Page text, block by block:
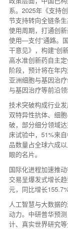
系。2025年《支持
节支持转向全链条
使用周期，打通创
使用—支付”通路。
干意见》，构建“创
高水准创新药自主
阶段，预计将在年
亚洲细胞与基因治
与基因治疗等前沿
技术突破构成行业
双特异性抗体、细
破，部分细分领域
床试验中，51%来
品数量占全球六成
眼的名片。
国际化进程加速推
交易呈爆发式增长
元，同比增长155.7%
人工智慧与大数据
动力。中研普华预
计、真实世界研究